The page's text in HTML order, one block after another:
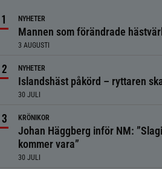
NYHETER
Mannen som förändrade
3 AUGUSTI
NYHETER
Islandshäst påkörd – ryttaren
30 JULI
KRÖNIKOR
Johan Häggberg inför NM:
kommer vara”
30 JULI